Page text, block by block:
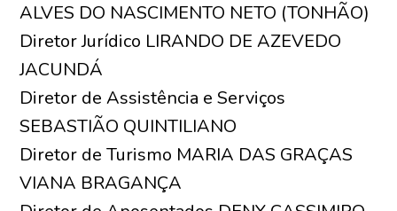
ALVES DO NASCIMENTO NETO (TONHÃO)
Diretor Jurídico LIRANDO DE AZEVEDO
JACUNDÁ
Diretor de Assistência e Serviços
SEBASTIÃO QUINTILIANO
Diretor de Turismo MARIA DAS GRAÇAS
VIANA BRAGANÇA